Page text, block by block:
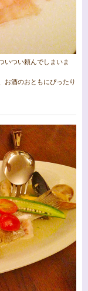
いつい頼んでしまいま
お酒のおともにぴったり